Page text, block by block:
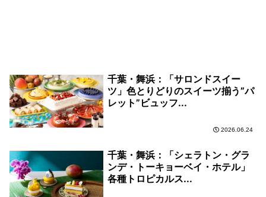
千葉・舞浜：「サロンドスイー
ツ」色とりどりのスイーツ揃う”パ
レット”ビュッフ...
2026.06.24
千葉・舞浜：「シェラトン・グラ
ンデ・トーキョーベイ・ホテル」
各種トロピカルス...